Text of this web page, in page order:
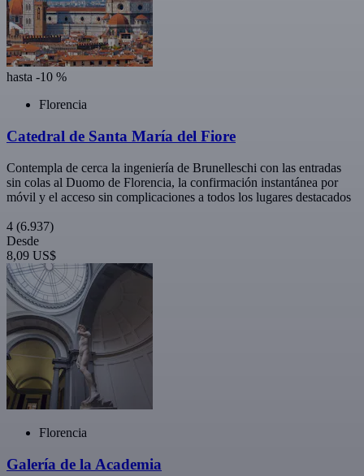
hasta -10 %
Florencia
Catedral de Santa María del Fiore
Contempla de cerca la ingeniería de Brunelleschi con las entradas
sin colas al Duomo de Florencia, la confirmación instantánea por
móvil y el acceso sin complicaciones a todos los lugares destacados
4 (6.937)
Desde
8,09 US$
Florencia
Galería de la Academia